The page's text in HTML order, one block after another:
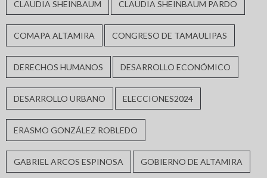
CLAUDIA SHEINBAUM CLAUDIA SHEINBAUM PARDO
COMAPA ALTAMIRA CONGRESO DE TAMAULIPAS
DERECHOS HUMANOS DESARROLLO ECONÓMICO
DESARROLLO URBANO ELECCIONES2024
ERASMO GONZÁLEZ ROBLEDO
GABRIEL ARCOS ESPINOSA GOBIERNO DE ALTAMIRA